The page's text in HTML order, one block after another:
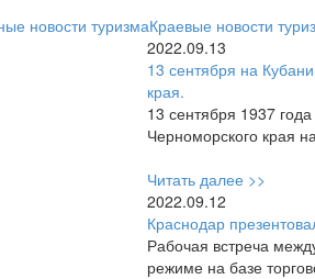
новости туризмаКраевые новости
2022.09.13
13 сентября на
края.
13 сентября 1937
Черноморского края
Читать далее >>
2022.09.12
Краснодар
Рабочая встреча
режиме на базе